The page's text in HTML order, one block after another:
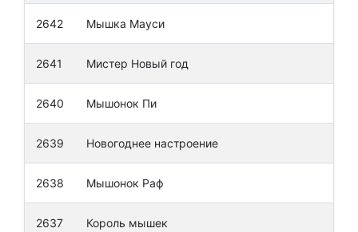
2642 Мышка Мауси
2641 Мистер Новый год
2640 Мышонок Пи
2639 Новогоднее настроение
2638 Мышонок Раф
2637 Король мышек